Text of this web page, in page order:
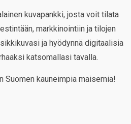
kuvapankki, josta voit tilata
markkinointiin ja tilojen
ja hyödynnä digitaalisia
katsomallasi tavalla.
Suomen kauneimpia maisemia!